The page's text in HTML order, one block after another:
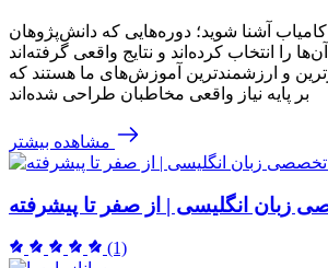
آشنا شوید؛ دوره‌هایی که دانش‌پژوهان
و ارزشمندترین آموزش‌های ما هستند که
بر پایه نیاز واقعی مخاطبان طراحی شده‌اند
مشاهده بیشتر
زبان انگلیسی | از صفر تا پیشرفته
(1)